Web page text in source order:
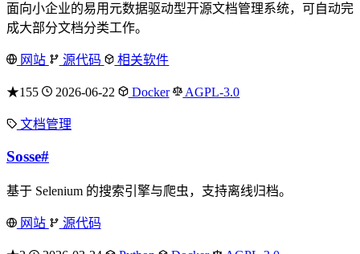
面向小企业的易用元数据驱动型开源文档管理系统，可自动完
成大部分文档分类工作。
网站 源代码 相关软件
★155 2026-06-22 Docker AGPL-3.0
文档管理
Sosse#
基于 Selenium 的搜索引擎与爬虫，支持离线归档。
网站 源代码